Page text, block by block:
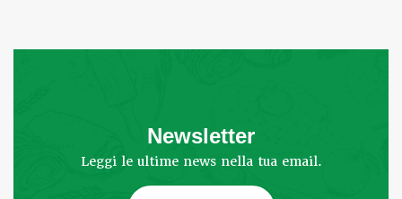
Newsletter
Leggi le ultime news nella tua email.